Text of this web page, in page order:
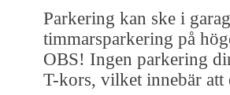
Parkering kan ske i
timmarsparkering på
OBS! Ingen parkering
T-kors, vilket innebär